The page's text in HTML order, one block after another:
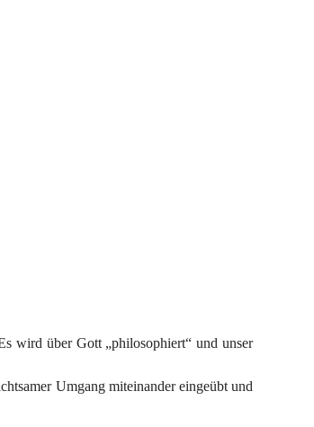
wird über Gott „philosophiert“ und unser
Umgang miteinander eingeübt und